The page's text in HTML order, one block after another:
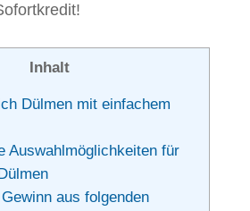
Inhalt
Dülmen mit einfachem
Auswahlmöglichkeiten für
aus folgenden